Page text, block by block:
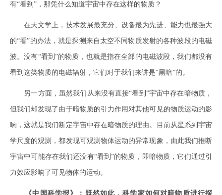
有“看到”，那凭什么知道宇宙中存在这样的物质？
在天文学上，技术发展最充分、设备最为先进、能力也最强大
的“看”的办法，就是探测来自太空不同物质发射的各种波段的电磁
波。没有“看到”的物质，也就是指在全部的电磁波段，我们都没有
看到这类物质的电磁辐射，它们对于我们来讲是“黑暗”的。
另一方面，虽然我们从来没有直接“看到”宇宙中存在暗物质，
但我们却发现了由于暗物质的引力作用对其他可见的物质运动的影
响，这就是我们断定宇宙中存在暗物质的理由。目前从星系到宇宙
学尺度的观测，都发现可观测物体运动的异常现象，由此我们推断
宇宙中可能存在我们还没有“看到”的物质，即暗物质，它们通过引
力效应影响了可见物体的运动。
《中国科学报》：既然如此，科学家如何对暗物质进行探